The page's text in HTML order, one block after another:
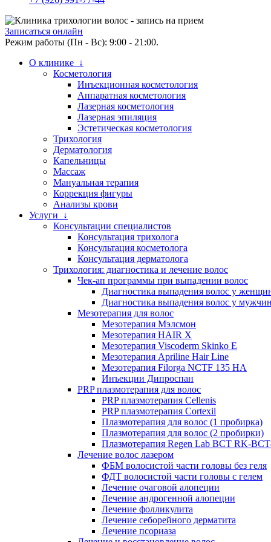
Записаться онлайн
Режим работы (Пн - Вс): 9:00 - 21:00.
О клинике ↓
Косметология
Инъекционная косметология
Аппаратная косметология
Лазерная косметология
Лазерная эпиляция
Эстетическая косметология
Трихология
Дерматология
Капельницы
Массаж
Мануальная терапия
Коррекция фигуры
Анализы крови
Услуги ↓
Консультации специалистов
Консультация трихолога
Консультация косметолога
Консультация дерматолога
Трихология: диагностика и лечение волос
Чек-ап программы при выпадении волос
Диагностика выпадения волос у
Диагностика выпадения волос у
Мезотерапия для волос
Мезотерапия Мэлсмон
Мезотерапия HAIR X
Мезотерапия Viscoderm Skinko E
Мезотерапия Apriline Hair Line
Мезотерапия Filorga NCTF 135 HA
Инъекции Дипроспан
PRP плазмотерапия для волос
PRP плазмотерапия Cellenis
PRP плазмотерапия Cortexil
Плазмотерапия для волос (1 пробирка)
Плазмотерапия для волос (2 пробирки)
Плазмотерапия Regen Lab BCT RK-
Лечение волос лазером
ФБМ волосистой части головы без геля
ФДТ волосистой части головы с гелем
Лечение очаговой алопеции
Лечение андрогенной алопеции
Лечение фолликулита
Лечение себорейного дерматита
Лечение псориаза